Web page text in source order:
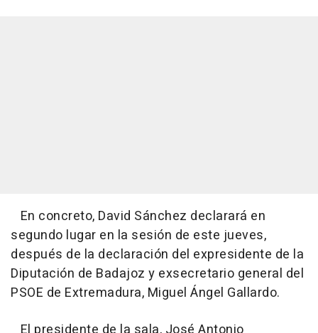
En concreto, David Sánchez declarará en
segundo lugar en la sesión de este jueves,
después de la declaración del expresidente de la
Diputación de Badajoz y exsecretario general del
PSOE de Extremadura, Miguel Ángel Gallardo.